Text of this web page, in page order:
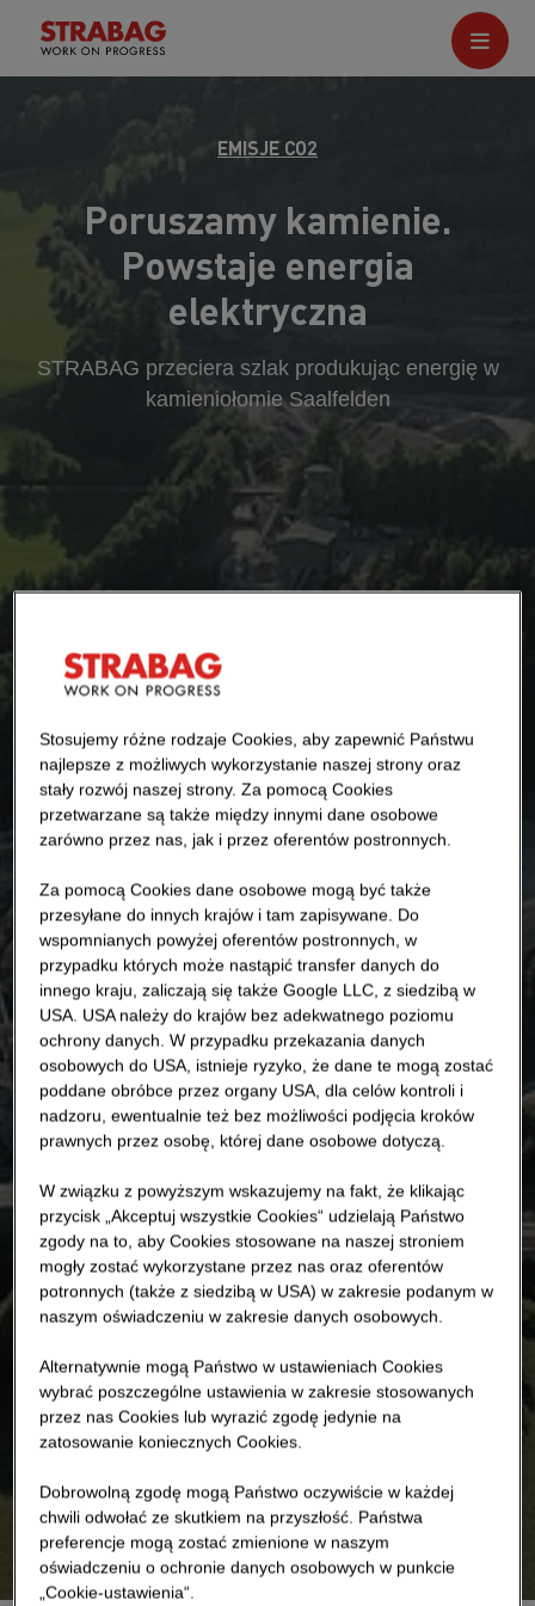
EMISJE CO2
Poruszamy kamienie.
Powstaje energia
elektryczna
STRABAG przeciera szlak produkując energię w
kamieniołomie Saalfelden
Stosujemy różne rodzaje Cookies, aby zapewnić Państwu
najlepsze z możliwych wykorzystanie naszej strony oraz
stały rozwój naszej strony. Za pomocą Cookies
przetwarzane są także między innymi dane osobowe
zarówno przez nas, jak i przez oferentów postronnych.
Za pomocą Cookies dane osobowe mogą być także
przesyłane do innych krajów i tam zapisywane. Do
wspomnianych powyżej oferentów postronnych, w
przypadku których może nastąpić transfer danych do
innego kraju, zaliczają się także Google LLC, z siedzibą w
USA. USA należy do krajów bez adekwatnego poziomu
ochrony danych. W przypadku przekazania danych
osobowych do USA, istnieje ryzyko, że dane te mogą zostać
poddane obróbce przez organy USA, dla celów kontroli i
nadzoru, ewentualnie też bez możliwości podjęcia kroków
prawnych przez osobę, której dane osobowe dotyczą.
W związku z powyższym wskazujemy na fakt, że klikając
przycisk „Akceptuj wszystkie Cookies“ udzielają Państwo
zgody na to, aby Cookies stosowane na naszej stroniem
mogły zostać wykorzystane przez nas oraz oferentów
potronnych (także z siedzibą w USA) w zakresie podanym w
naszym oświadczeniu w zakresie danych osobowych.
Alternatywnie mogą Państwo w ustawieniach Cookies
wybrać poszczególne ustawienia w zakresie stosowanych
przez nas Cookies lub wyrazić zgodę jedynie na
zatosowanie koniecznych Cookies.
Dobrowolną zgodę mogą Państwo oczywiście w każdej
chwili odwołać ze skutkiem na przyszłość. Państwa
preferencje mogą zostać zmienione w naszym
oświadczeniu o ochronie danych osobowych w punkcie
„Cookie-ustawienia“.